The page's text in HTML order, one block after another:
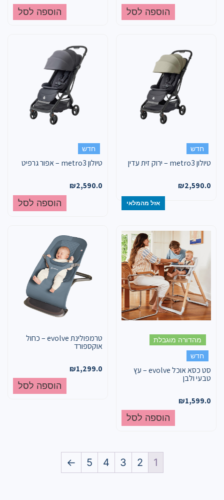
הוספה לסל הוספה לסל
חדש
טיולון metro3 – ירוק זית עדין
₪2,590.0
אזל מהמלאי
חדש
טיולון metro3 – אפור גרפיט
₪2,590.0
הוספה לסל
מהדורה מוגבלת
חדש
סט כסא אוכל evolve – עץ
טבעי ולבן
₪1,599.0
הוספה לסל
טרמפולינת evolve – כחול
אוקספורד
₪1,299.0
הוספה לסל
1
2
3
4
5
←